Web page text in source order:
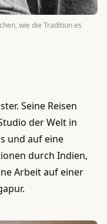
wie die Tradition es
Seine Reisen
der Welt in
und auf eine
durch Indien,
Arbeit auf einer